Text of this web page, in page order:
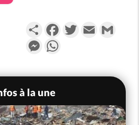
PartagerFacebookTwitterEmail
Messenger
à la une